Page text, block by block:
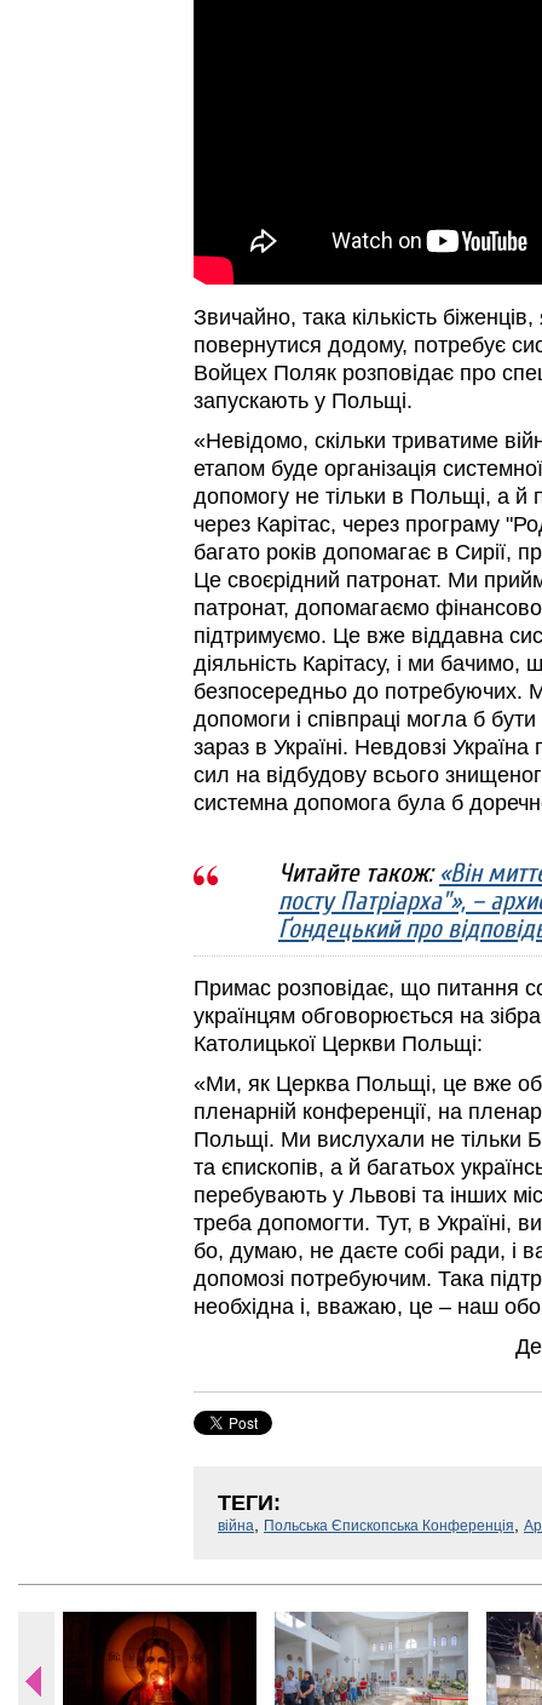
Звичайно, така кількість
повернутися додому, потребує
Войцех Поляк розповідає про
запускають у Польщі.
«Невідомо, скільки триватиме
етапом буде організація
допомогу не тільки в Польщі, а й
через Карітас, через програму
багато років допомагає в Сирії,
Це своєрідний патронат. Ми
патронат, допомагаємо
підтримуємо. Це вже віддавна
діяльність Карітасу, і ми
безпосередньо до потребуючих.
допомоги і співпраці могла б
зараз в Україні. Невдовзі
сил на відбудову всього
системна допомога була б
Читайте також: «Він
посту Патріарха"», –
Ґондецький про
Примас розповідає, що питання
українцям обговорюється на
Католицької Церкви Польщі:
«Ми, як Церква Польщі, це вже
пленарній конференції, на
Польщі. Ми вислухали не тільки
та єпископів, а й багатьох
перебувають у Львові та інших
треба допомогти. Тут, в Україні,
бо, думаю, не даєте собі ради, і
допомозі потребуючим. Така
необхідна і, вважаю, це – наш
ТЕГИ:
війна Польська Єпископська Конференція